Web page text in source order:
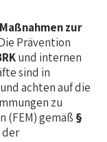
zur
Prävention
und internen
sind in
achten auf die
zu
(FEM) gemäß §
der